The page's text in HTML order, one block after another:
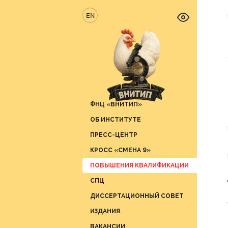
EN
ФНЦ «ВНИТИП»
ОБ ИНСТИТУТЕ
ПРЕСС-ЦЕНТР
Вести
КРОСС «СМЕНА 9»
ПОВЫШЕНИЯ КВАЛИФИКАЦИИ
СПЦ
ДИССЕРТАЦИОННЫЙ СОВЕТ
ИЗДАНИЯ
ВАКАНСИИ